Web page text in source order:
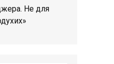
Не для